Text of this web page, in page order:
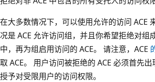
在大多数情况下，可以使用允许的访问 ACE
况是 ACE 允许访问组，并且你希望拒绝对组
中，再为组启用访问的 ACE。 请注意，ACE
取 ACE。 用户访问被拒绝的 ACE 必须首先
授予对受限用户的访问权限。